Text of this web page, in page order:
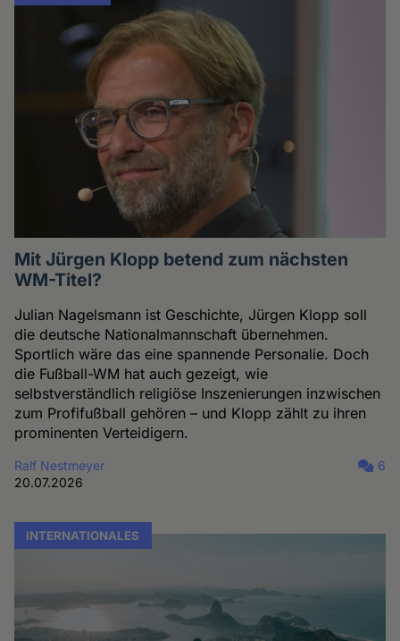
Mit Jürgen Klopp betend zum nächsten
WM-Titel?
Julian Nagelsmann ist Geschichte, Jürgen Klopp soll
die deutsche Nationalmannschaft übernehmen.
Sportlich wäre das eine spannende Personalie. Doch
die Fußball-WM hat auch gezeigt, wie
selbstverständlich religiöse Inszenierungen inzwischen
zum Profifußball gehören – und Klopp zählt zu ihren
prominenten Verteidigern.
Ralf Nestmeyer
20.07.2026
6
INTERNATIONALES